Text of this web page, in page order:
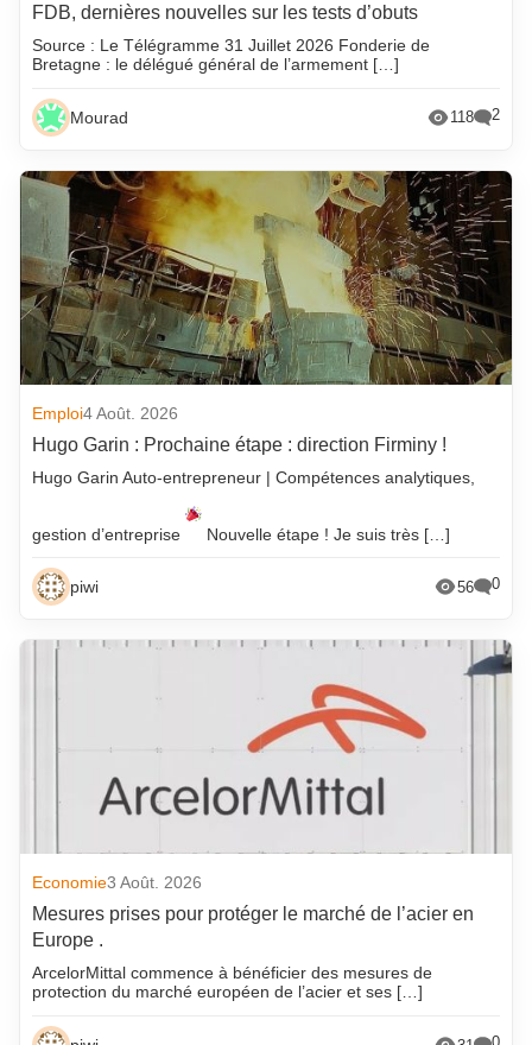
FDB, dernières nouvelles sur les tests d’obuts
Source : Le Télégramme 31 Juillet 2026 Fonderie de
Bretagne : le délégué général de l’armement […]
Mourad 118 2
Emploi4 Août. 2026
Hugo Garin : Prochaine étape : direction Firminy !
Hugo Garin Auto-entrepreneur | Compétences analytiques,
gestion d’entreprise Nouvelle étape ! Je suis très […]
piwi 56 0
Economie3 Août. 2026
Mesures prises pour protéger le marché de l’acier en
Europe .
ArcelorMittal commence à bénéficier des mesures de
protection du marché européen de l’acier et ses […]